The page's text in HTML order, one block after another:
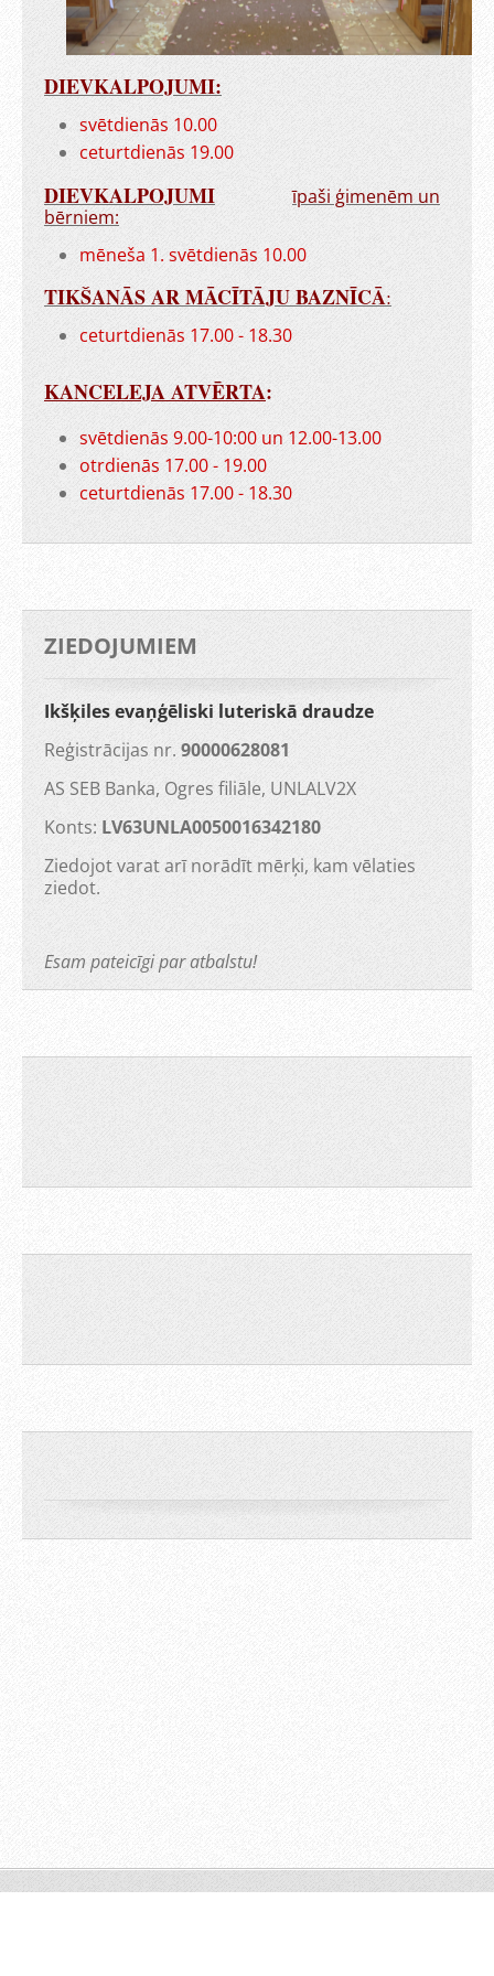
DIEVKALPOJUMI:
svētdienās 10.00
ceturtdienās 19.00
DIEVKALPOJUMI
īpaši ģimenēm un
bērniem:
mēneša 1. svētdienās 10.00
TIKŠANĀS AR MĀCĪTĀJU BAZNĪCĀ:
ceturtdienās 17.00 - 18.30
KANCELEJA ATVĒRTA:
svētdienās 9.00-10:00 un 12.00-13.00
otrdienās 17.00 - 19.00
ceturtdienās 17.00 - 18.30
ZIEDOJUMIEM
Ikšķiles evaņģēliski luteriskā draudze
Reģistrācijas nr. 90000628081
AS SEB Banka, Ogres filiāle, UNLALV2X
Konts: LV63UNLA0050016342180
Ziedojot varat arī norādīt mērķi, kam vēlaties
ziedot.
Esam pateicīgi par atbalstu!